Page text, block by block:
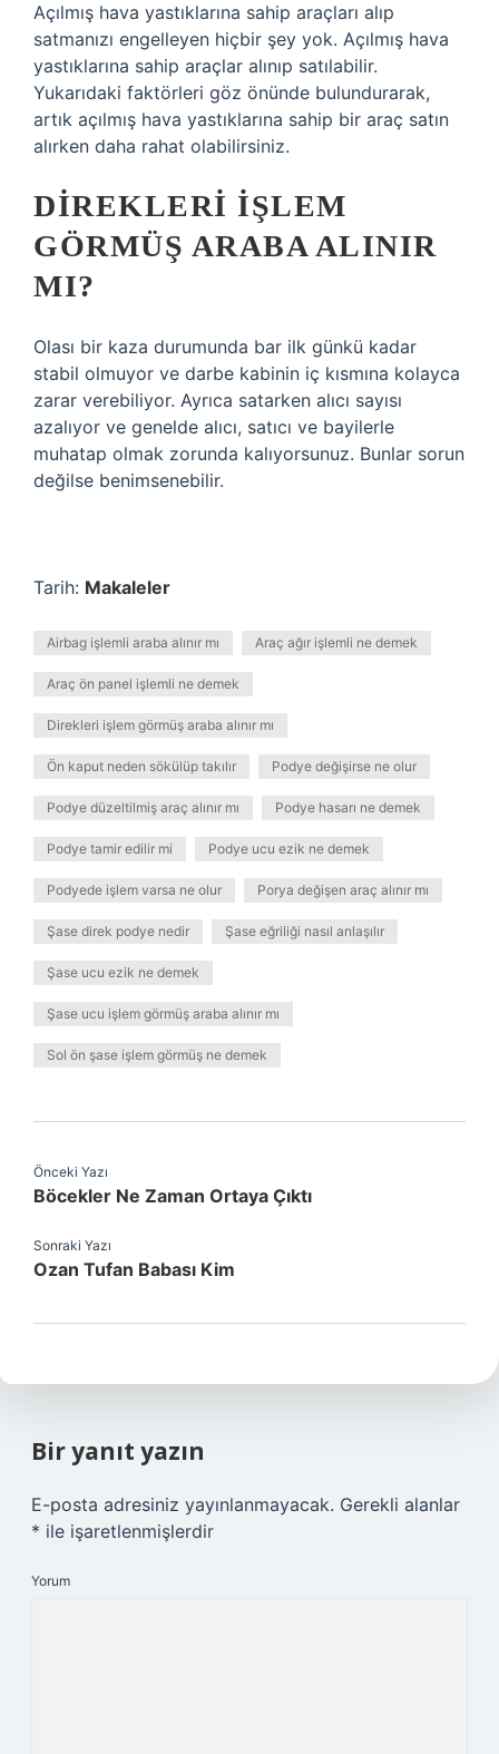
Açılmış hava yastıklarına sahip araçları alıp
satmanızı engelleyen hiçbir şey yok. Açılmış hava
yastıklarına sahip araçlar alınıp satılabilir.
Yukarıdaki faktörleri göz önünde bulundurarak,
artık açılmış hava yastıklarına sahip bir araç satın
alırken daha rahat olabilirsiniz.
DIREKLERI IŞLEM
GÖRMÜŞ ARABA ALINIR
MI?
Olası bir kaza durumunda bar ilk günkü kadar
stabil olmuyor ve darbe kabinin iç kısmına kolayca
zarar verebiliyor. Ayrıca satarken alıcı sayısı
azalıyor ve genelde alıcı, satıcı ve bayilerle
muhatap olmak zorunda kalıyorsunuz. Bunlar sorun
değilse benimsenebilir.
Tarih: Makaleler
Airbag işlemli araba alınır mı Araç ağır işlemli ne demek
Araç ön panel işlemli ne demek
Direkleri işlem görmüş araba alınır mı
Ön kaput neden sökülüp takılır Podye değişirse ne olur
Podye düzeltilmiş araç alınır mı Podye hasarı ne demek
Podye tamir edilir mi Podye ucu ezik ne demek
Podyede işlem varsa ne olur Porya değişen araç alınır mı
Şase direk podye nedir Şase eğriliği nasıl anlaşılır
Şase ucu ezik ne demek
Şase ucu işlem görmüş araba alınır mı
Sol ön şase işlem görmüş ne demek
Önceki Yazı
Böcekler Ne Zaman Ortaya Çıktı
Sonraki Yazı
Ozan Tufan Babası Kim
Bir yanıt yazın
E-posta adresiniz yayınlanmayacak. Gerekli alanlar
* ile işaretlenmişlerdir
Yorum